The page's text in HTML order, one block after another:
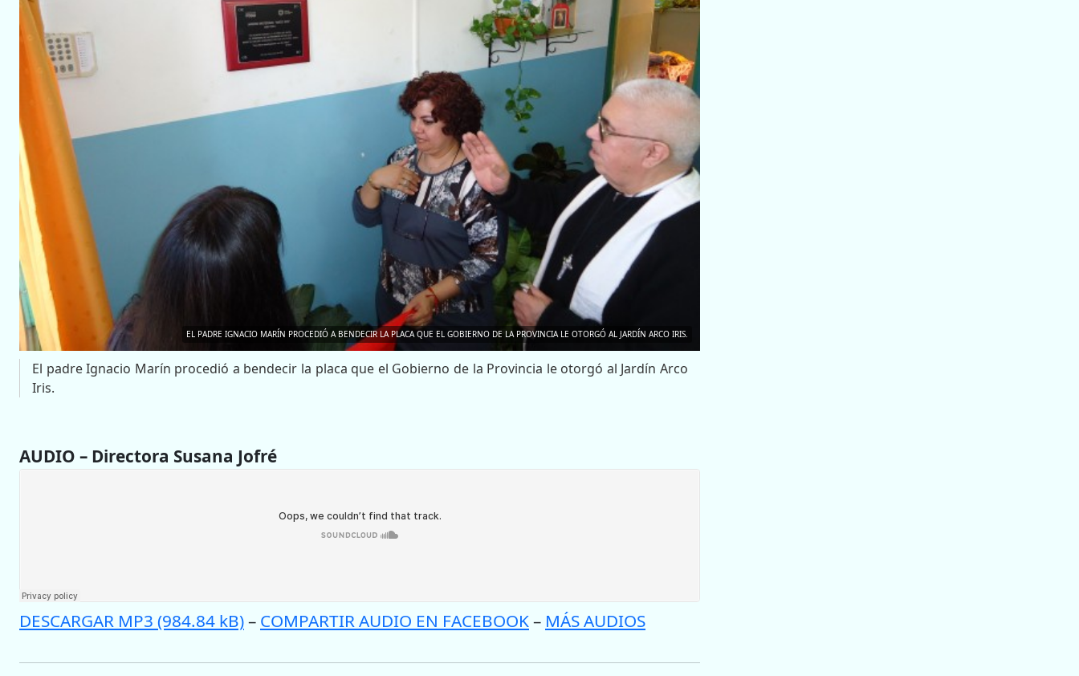
EL PADRE IGNACIO MARÍN PROCEDIÓ A BENDECIR LA PLACA QUE EL GOBIERNO DE LA PROVINCIA LE OTORGÓ AL JARDÍN ARCO IRIS.
El padre Ignacio Marín procedió a bendecir la placa que el Gobierno de la Provincia le otorgó al Jardín Arco
Iris.
AUDIO – Directora Susana Jofré
DESCARGAR MP3 (984.84 kB)– COMPARTIR AUDIO EN FACEBOOK– MÁS AUDIOS